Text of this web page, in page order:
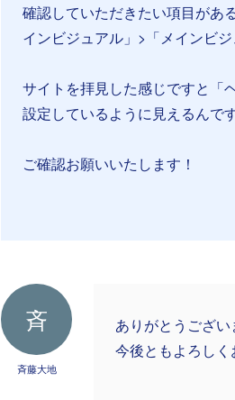
確認していただきたい項目があ
インビジュアル」>「メインビ
サイトを拝見した感じですと「
設定しているように見えるんで
ご確認お願いいたします！
斉
斉藤大地
ありがとうござい
今後ともよろしく